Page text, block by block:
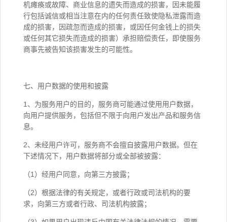
机瘫痪或故障、商业信息的遗失而造成的损害，因未能履
行包括诚信或相当注意在内的任何责任致使隐私泄露而造
成的损害，因疏忽而造成的损害，或因任何金钱上的损失
或任何其它损失而造成的损害）承担赔偿责任，即使服务
商事先被告知该损害发生的可能性。
七、用户数据的使用和披露
1、为服务用户的目的，服务商可能通过使用用户数据，
向用户提供服务，包括但不限于向用户发出产品和服务信
息。
2、未经用户许可，服务商不会擅自披露用户数据。但在
下述情况下，用户数据将部分或全部被披露：
（1）经用户同意，向第三方披露；
（2）根据法律的有关规定，或者行政或司法机构的要
求，向第三方或者行政、司法机构披露；